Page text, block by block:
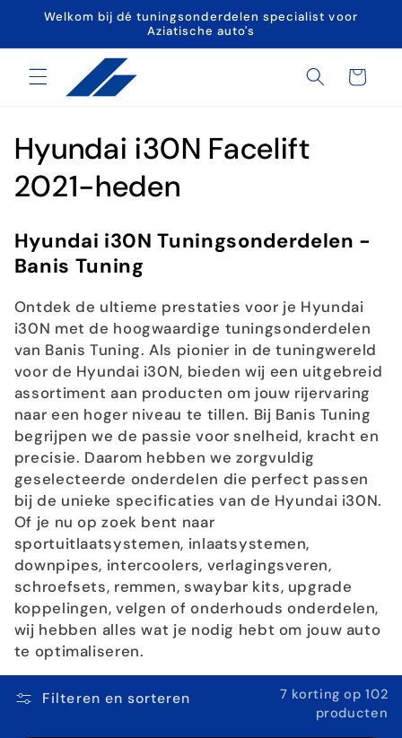
naar de
Welkom bij dé tuningsonderdelen specialist voor
Aziatische auto's
Winkelwagen
C
o
l
l
e
c
t
i
e
:
Hyundai i30N Facelift
2021-heden
Hyundai i30N Tuningsonderdelen -
Banis Tuning
Ontdek de ultieme prestaties voor je Hyundai
i30N met de hoogwaardige tuningsonderdelen
van Banis Tuning. Als pionier in de tuningwereld
voor de Hyundai i30N, bieden wij een uitgebreid
assortiment aan producten om jouw rijervaring
naar een hoger niveau te tillen. Bij Banis Tuning
begrijpen we de passie voor snelheid, kracht en
precisie. Daarom hebben we zorgvuldig
geselecteerde onderdelen die perfect passen
bij de unieke specificaties van de Hyundai i30N.
Of je nu op zoek bent naar
sportuitlaatsystemen, inlaatsystemen,
downpipes, intercoolers, verlagingsveren,
schroefsets, remmen, swaybar kits, upgrade
koppelingen, velgen of onderhouds onderdelen,
wij hebben alles wat je nodig hebt om jouw auto
te optimaliseren.
Filteren en sorteren
7 korting op 102
producten